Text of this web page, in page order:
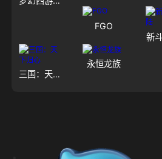
FGO
新
三国：天下归心
永恒龙族